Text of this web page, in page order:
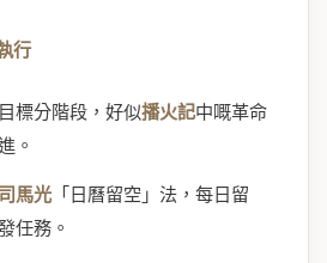
行
標分階段，好似播火記中嘅革命
。
司馬光「日曆留空」法，每日留
任務。